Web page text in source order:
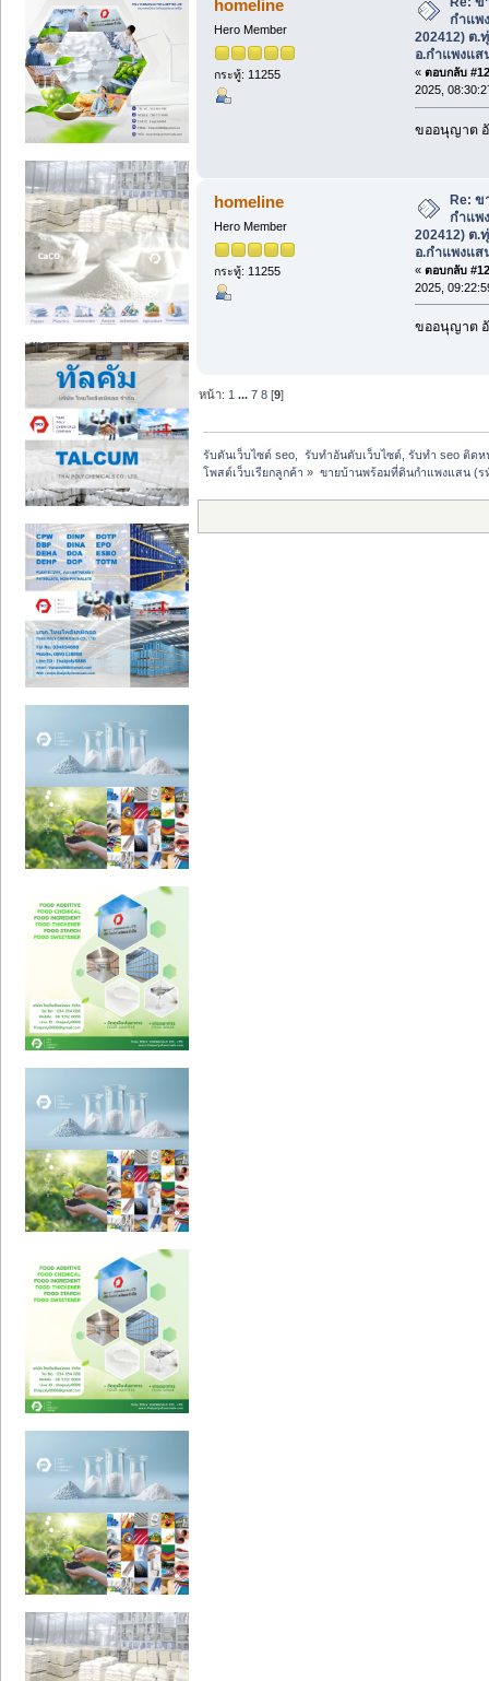
homeline
Hero Member
กระทู้: 11255
กำแพ
202412) ต.
อ.กำแพงแส
« ตอบกลับ
2025,
ขออนุญาต
homeline
Hero Member
กระทู้: 11255
Re: ข
กำแพ
202412) ต.
อ.กำแพงแส
« ตอบกลับ
2025,
ขออนุญาต
หน้า: 1 ...7 8 [9]
รับดันเว็บไซต์ seo,  รับทำอันดับเว็บไซต์, รับทำ seo ติดห
โพสต์เว็บเรียกลูกค้า » ขายบ้านพร้อมที่ดินกำแพงแสน (ร